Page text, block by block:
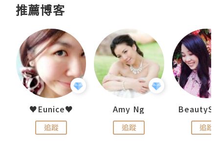
推薦博客
♥Eunice♥
追蹤
Amy Ng
追蹤 追蹤